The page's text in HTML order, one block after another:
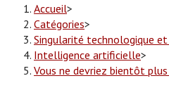
Accueil>
Catégories>
Singularité technologique
Intelligence artificielle>
Vous ne devriez bientôt